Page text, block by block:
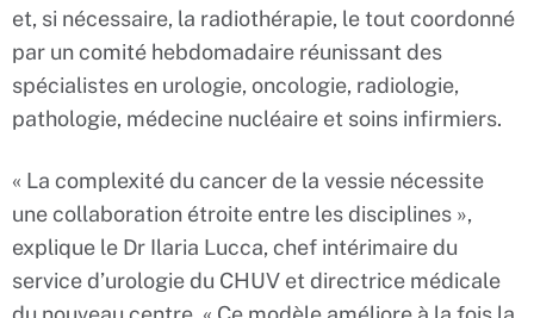
et, si nécessaire, la radiothérapie, le tout coordonné
par un comité hebdomadaire réunissant des
spécialistes en urologie, oncologie, radiologie,
pathologie, médecine nucléaire et soins infirmiers.
« La complexité du cancer de la vessie nécessite
une collaboration étroite entre les disciplines »,
explique le Dr Ilaria Lucca, chef intérimaire du
service d’urologie du CHUV et directrice médicale